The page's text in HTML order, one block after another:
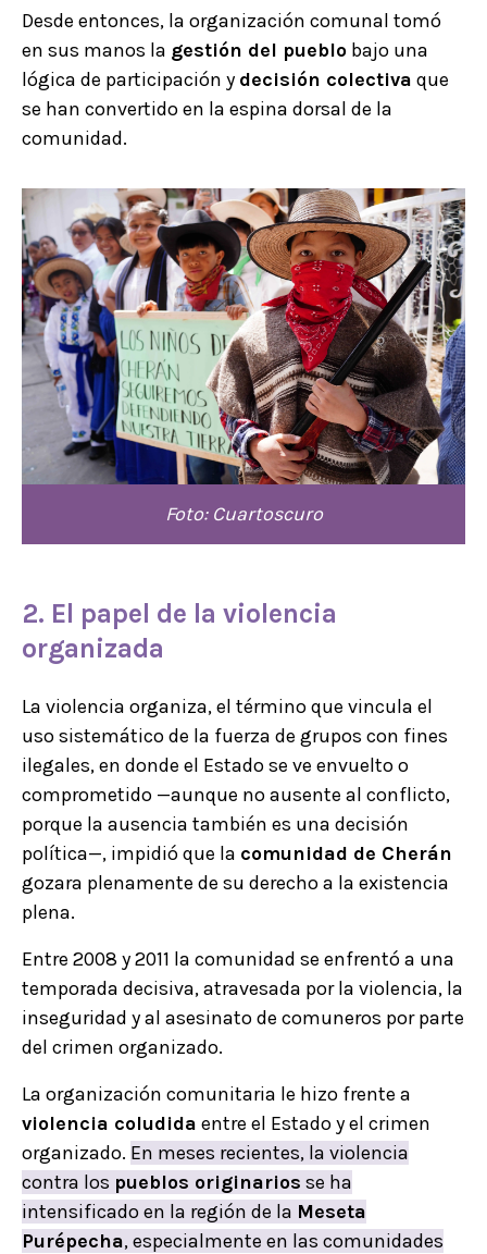
Desde entonces, la organización comunal tomó
en sus manos la gestión del pueblo bajo una
lógica de participación y decisión colectiva que
se han convertido en la espina dorsal de la
comunidad.
Foto: Cuartoscuro
2. El papel de la violencia
organizada
La violencia organiza, el término que vincula el
uso sistemático de la fuerza de grupos con fines
ilegales, en donde el Estado se ve envuelto o
comprometido —aunque no ausente al conflicto,
porque la ausencia también es una decisión
política—, impidió que la comunidad de Cherán
gozara plenamente de su derecho a la existencia
plena.
Entre 2008 y 2011 la comunidad se enfrentó a una
temporada decisiva, atravesada por la violencia, la
inseguridad y al asesinato de comuneros por parte
del crimen organizado.
La organización comunitaria le hizo frente a
violencia coludida entre el Estado y el crimen
organizado. En meses recientes, la violencia
contra los pueblos originarios se ha
intensificado en la región de la Meseta
Purépecha, especialmente en las comunidades